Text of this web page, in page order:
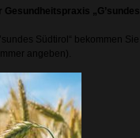
Südtirol“ bekommen
angeben).